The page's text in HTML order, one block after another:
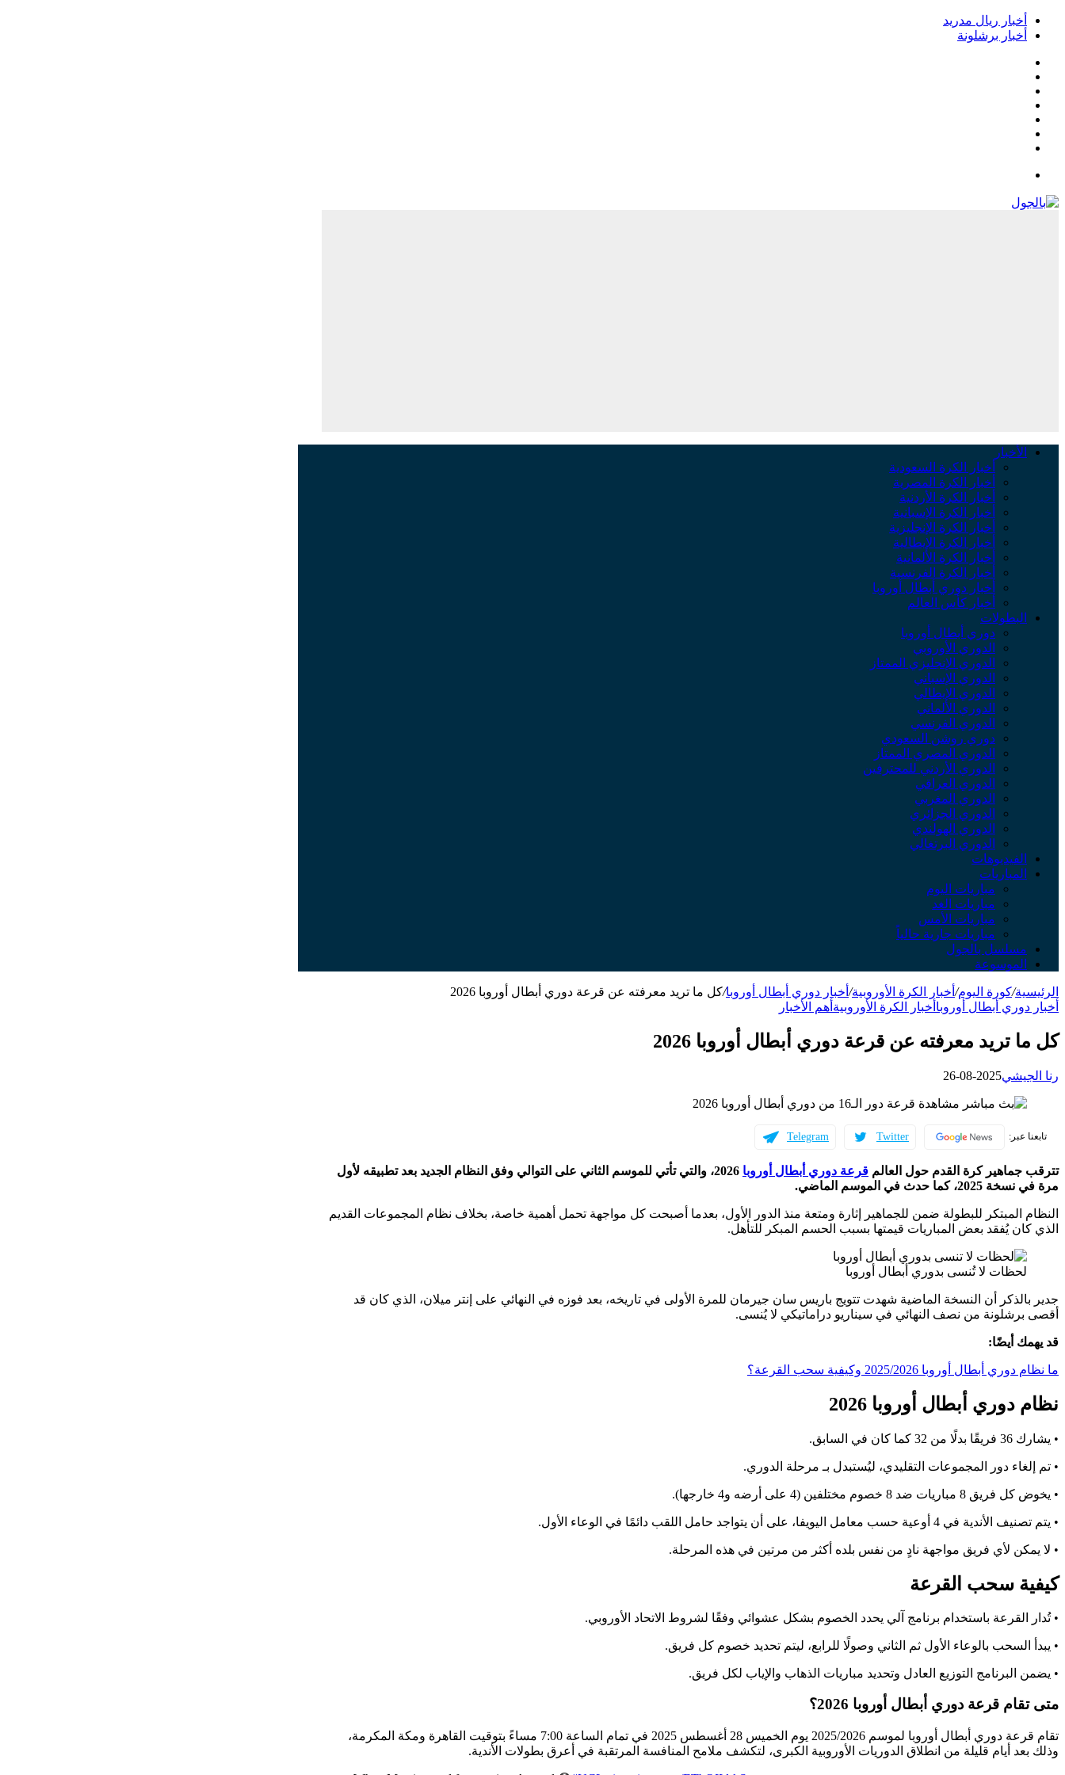
أخبار ريال مدريد
أخبار برشلونة
الأخبار
أخبار الكرة السعودية
أخبار الكرة المصرية
أخبار الكرة الأردنية
أخبار الكرة الإسبانية
أخبار الكرة الإنجليزية
أخبار الكرة الإيطالية
أخبار الكرة الألمانية
أخبار الكرة الفرنسية
أخبار دوري أبطال أوروبا
أخبار كأس العالم
البطولات
دوري أبطال أوروبا
الدوري الأوروبي
الدوري الإنجليزي الممتاز
الدوري الإسباني
الدوري الإيطالي
الدوري الألماني
الدوري الفرنسي
دوري روشن السعودي
الدوري المصري الممتاز
الدوري الأردني للمحترفين
الدوري العراقي
الدوري المغربي
الدوري الجزائري
الدوري الهولندي
الدوري البرتغالي
الفيديوهات
المباريات
مباريات اليوم
مباريات الغد
مباريات الأمس
مباريات جارية حالياً
مسلسل بالجول
الموسوعة
الرئيسية/كورة اليوم/ أخبار الكرة الأوروبية/ أخبار دوري أبطال أوروبا/كل ما تريد معرفته عن قرعة دوري أبطال أوروبا 2026
أخبار دوري أبطال أوروبا أخبار الكرة الأوروبية أهم الأخبار
كل ما تريد معرفته عن قرعة دوري أبطال أوروبا 2026
رنا الجيشي2025-08-26
تابعنا عبر: Twitter
Telegram
تترقب جماهير كرة القدم حول العالم قرعة دوري أبطال أوروبا
2026، والتي تأتي للموسم الثاني على التوالي وفق النظام الجديد بعد تطبيقه لأول
مرة في نسخة 2025، كما حدث في الموسم الماضي.
النظام المبتكر للبطولة ضمن للجماهير إثارة ومتعة منذ الدور الأول، بعدما أصبحت كل مواجهة تحمل أهمية خاصة، بخلاف نظام المجموعات القديم
الذي كان يُفقد بعض المباريات قيمتها بسبب الحسم المبكر للتأهل.
لحظات لا تُنسى بدوري أبطال أوروبا
جدير بالذكر أن النسخة الماضية شهدت تتويج باريس سان جيرمان للمرة الأولى في تاريخه، بعد فوزه في النهائي على إنتر ميلان، الذي كان قد
أقصى برشلونة من نصف النهائي في سيناريو دراماتيكي لا يُنسى.
قد يهمك أيضًا:
ما نظام دوري أبطال أوروبا 2025/2026 وكيفية سحب القرعة؟
نظام دوري أبطال أوروبا 2026
• يشارك 36 فريقًا بدلًا من 32 كما كان في السابق.
• تم إلغاء دور المجموعات التقليدي، ليُستبدل بـ مرحلة الدوري.
• يخوض كل فريق 8 مباريات ضد 8 خصوم مختلفين (4 على أرضه و4 خارجها).
• يتم تصنيف الأندية في 4 أوعية حسب معامل اليويفا، على أن يتواجد حامل اللقب دائمًا في الوعاء الأول.
• لا يمكن لأي فريق مواجهة نادٍ من نفس بلده أكثر من مرتين في هذه المرحلة.
كيفية سحب القرعة
• تُدار القرعة باستخدام برنامج آلي يحدد الخصوم بشكل عشوائي وفقًا لشروط الاتحاد الأوروبي.
• يبدأ السحب بالوعاء الأول ثم الثاني وصولًا للرابع، ليتم تحديد خصوم كل فريق.
• يضمن البرنامج التوزيع العادل وتحديد مباريات الذهاب والإياب لكل فريق.
متى تقام قرعة دوري أبطال أوروبا 2026؟
تقام قرعة دوري أبطال أوروبا لموسم 2025/2026 يوم الخميس 28 أغسطس 2025 في تمام الساعة 7:00 مساءً بتوقيت القاهرة ومكة المكرمة،
وذلك بعد أيام قليلة من انطلاق الدوريات الأوروبية الكبرى، لتكشف ملامح المنافسة المرتقبة في أعرق بطولات الأندية.